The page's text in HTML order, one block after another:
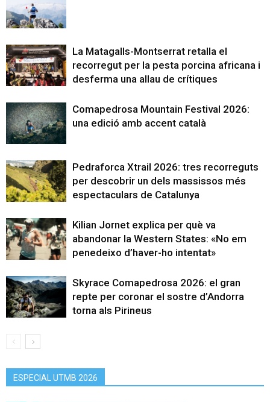
La Matagalls-Montserrat retalla el
recorregut per la pesta porcina africana i
desferma una allau de crítiques
Comapedrosa Mountain Festival 2026:
una edició amb accent català
Pedraforca Xtrail 2026: tres recorreguts
per descobrir un dels massissos més
espectaculars de Catalunya
Kilian Jornet explica per què va
abandonar la Western States: «No em
penedeixo d’haver-ho intentat»
Skyrace Comapedrosa 2026: el gran
repte per coronar el sostre d’Andorra
torna als Pirineus
ESPECIAL UTMB 2026